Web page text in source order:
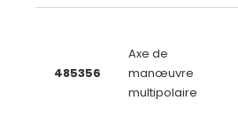
485356
Axe de
manœuvre
multipolaire